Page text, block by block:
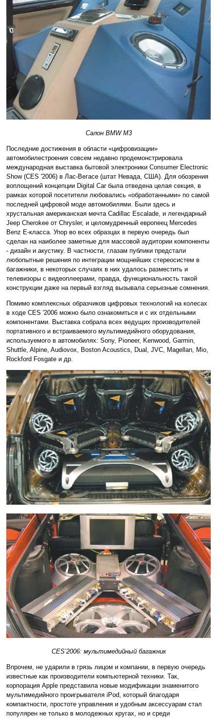
Салон BMW M3
Последние достижения в области «цифровизации»
автомобилестроения совсем недавно продемонстрировала
международная выставка бытовой электроники Consumer Electronic
Show (CES '2006) в Лас-Вегасе (штат Невада, США). Для обозрения
воплощений концепции Digital Car была отведена целая секция, в
рамках которой посетители любовались «обработанными» по самой
последней цифровой моде автомобилями. Были здесь и
хрустальная американская мечта Cadillac Escalade, и легендарный
Jeep Cherokee от Chrysler, и целомудренный европеец Mercedes
Benz E-класса. Упор во всех образцах в первую очередь был
сделан на наиболее заметные для массовой аудитории компоненты
- дизайн и акустику. В частности, глазам публики предстали
любопытные решения по интеграции мощнейших стереосистем в
багажники, в некоторых случаях в них удалось разместить и
телевизоры с видеоплеерами, правда, функциональность такой
конструкции даже на первый взгляд вызывала серьезные сомнения.
Помимо комплексных образчиков цифровых технологий на колесах
в ходе CES '2006 можно было ознакомиться и с их отдельными
компонентами. Выставка собрала всех ведущих производителей
портативного и встраиваемого мультимедийного оборудования,
используемого в автомобилях: Sony, Pioneer, Kenwood, Garmin,
Shuttle, Alpine, Audiovox, Boston Acoustics, Dual, JVC, Magellan, Mio,
Rockford Fosgate и др.
CES’2006: мультимедийный багажник
Впрочем, не ударили в грязь лицом и компании, в первую очередь
известные как производители компьютерной техники. Так,
корпорация Apple представила новые модификации знаменитого
мультимедийного проигрывателя iPod, который благодаря
компактности, простоте управления и удобным аксессуарам стал
популярен не только в молодежных кругах, но и среди